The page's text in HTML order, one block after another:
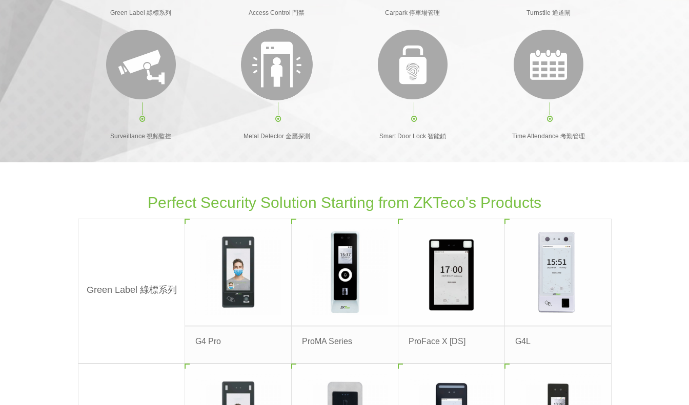
Green Label 綠標系列 Access Control 門禁 Carpark 停車場管理 Turnstile 通道閘
Surveillance 視頻監控 Metal Detector 金屬探測 Smart Door Lock 智能鎖 Time Attendance 考勤管理
Perfect Security Solution Starting from ZKTeco's Products
Green Label 綠標系列
G4 Pro ProMA Series ProFace X [DS] G4L